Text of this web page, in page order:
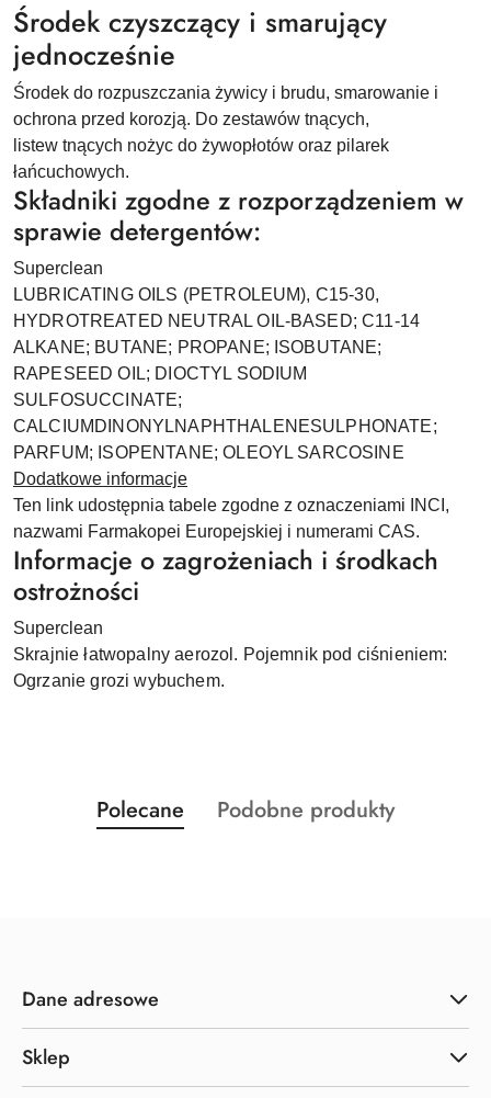
Środek czyszczący i smarujący
jednocześnie
Środek do rozpuszczania żywicy i brudu, smarowanie i
ochrona przed korozją. Do zestawów tnących,
listew tnących nożyc do żywopłotów oraz pilarek
łańcuchowych.
Składniki zgodne z rozporządzeniem w
sprawie detergentów:
Superclean
LUBRICATING OILS (PETROLEUM), C15-30,
HYDROTREATED NEUTRAL OIL-BASED; C11-14
ALKANE; BUTANE; PROPANE; ISOBUTANE;
RAPESEED OIL; DIOCTYL SODIUM
SULFOSUCCINATE;
CALCIUMDINONYLNAPHTHALENESULPHONATE;
PARFUM; ISOPENTANE; OLEOYL SARCOSINE
Dodatkowe informacje
Ten link udostępnia tabele zgodne z oznaczeniami INCI,
nazwami Farmakopei Europejskiej i numerami CAS.
Informacje o zagrożeniach i środkach
ostrożności
Superclean
Skrajnie łatwopalny aerozol. Pojemnik pod ciśnieniem:
Ogrzanie grozi wybuchem.
Pomiń karuzelę produktów
Produkty
o
Polecane
Produkty
Podobne produkty
Dane adresowe
Sklep